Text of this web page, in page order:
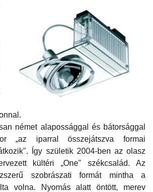
német alapossággal és bátorsággal
„az iparral összejátszva formai
Így születik 2004-ben az olasz
kültéri „One" székcsalád. Az
szobrászati formát mintha a
volna. Nyomás alatt öntött, merev